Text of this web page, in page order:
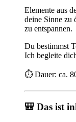
Elemente aus
deine Sinne zu
zu entspannen.
Du bestimmst
Ich begleite
⏱️ Dauer: ca.
🎒 Das ist